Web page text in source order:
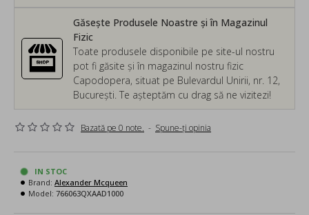
Găsește Produsele Noastre și în Magazinul
Fizic
Toate produsele disponibile pe site-ul nostru
pot fi găsite și în magazinul nostru fizic
Capodopera, situat pe Bulevardul Unirii, nr. 12,
București. Te așteptăm cu drag să ne vizitezi!
Bazată pe 0 note. - Spune-ţi opinia
IN STOC
Brand: Alexander Mcqueen
Model: 766063QXAAD1000